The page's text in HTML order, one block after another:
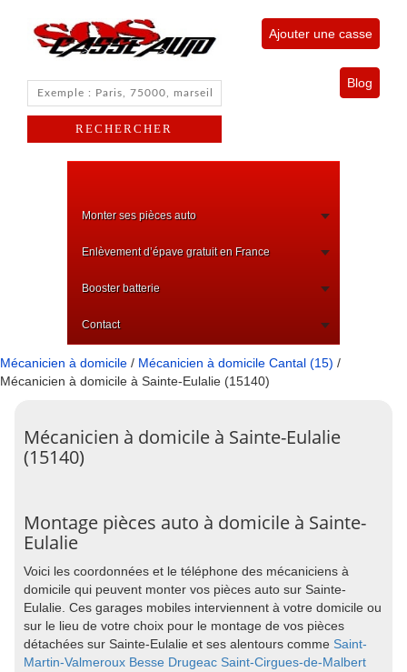
Ajouter une casse
Blog
Monter ses pièces auto
Enlèvement d’épave gratuit en France
Booster batterie
Contact
Mécanicien à domicile / Mécanicien à domicile Cantal (15) /
Mécanicien à domicile à Sainte-Eulalie (15140)
Mécanicien à domicile à Sainte-Eulalie
(15140)
Montage pièces auto à domicile à Sainte-
Eulalie
Voici les coordonnées et le téléphone des mécaniciens à
domicile qui peuvent monter vos pièces auto sur Sainte-
Eulalie. Ces garages mobiles interviennent à votre domicile ou
sur le lieu de votre choix pour le montage de vos pièces
détachées sur Sainte-Eulalie et ses alentours comme Saint-
Martin-Valmeroux Besse Drugeac Saint-Cirgues-de-Malbert